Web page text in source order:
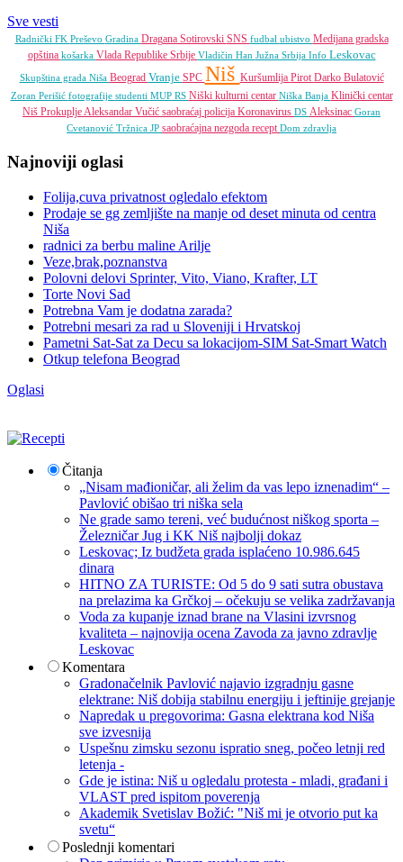
Sve vesti
Radnički FK Preševo Gradina Dragana Sotirovski SNS fudbal ubistvo Medijana gradska
opština košarka Vlada Republike Srbije Vladičin Han Južna Srbija Info Leskovac
Skupština grada Niša Beograd Vranje SPC Niš Kuršumlija PirotDarko Bulatović
Zoran Perišić fotografije studenti MUP RS Niški kulturni centar Niška Banja Klinički centar
Niš ProkupljeAleksandar Vučić saobraćaj policija Koronavirus DS Aleksinac Goran
Cvetanović Tržnica JP saobraćajna nezgoda receptDom zdravlja
Najnoviji oglasi
Folija,cuva privatnost ogledalo efektom
Prodaje se gg zemljište na manje od deset minuta od centra
Niša
radnici za berbu maline Arilje
Veze,brak,poznanstva
Polovni delovi Sprinter, Vito, Viano, Krafter, LT
Torte Novi Sad
Potrebna Vam je dodatna zarada?
Potrebni mesari za rad u Sloveniji i Hrvatskoj
Pametni Sat-Sat za Decu sa lokacijom-SIM Sat-Smart Watch
Otkup telefona Beograd
Oglasi
Čitanja
„Nisam mađioničar, ali želim da vas lepo iznenadim“ –
Pavlović obišao tri niška sela
Ne grade samo tereni, već budućnost niškog sporta –
Železničar Jug i KK Niš najbolji dokaz
Leskovac; Iz budžeta grada isplaćeno 10.986.645
dinara
HITNO ZA TURISTE: Od 5 do 9 sati sutra obustava
na prelazima ka Grčkoj – očekuju se velika zadržavanja
Voda za kupanje iznad brane na Vlasini izvrsnog
kvaliteta – najnovija ocena Zavoda za javno zdravlje
Leskovac
Komentara
Gradonačelnik Pavlović najavio izgradnju gasne
elektrane: Niš dobija stabilnu energiju i jeftinije grejanje
Napredak u pregovorima: Gasna elektrana kod Niša
sve izvesnija
Uspešnu zimsku sezonu ispratio sneg, počeo letnji red
letenja -
Gde je istina: Niš u ogledalu protesta - mladi, građani i
VLAST pred ispitom poverenja
Akademik Svetislav Božić: "Niš mi je otvorio put ka
svetu“
Poslednji komentari